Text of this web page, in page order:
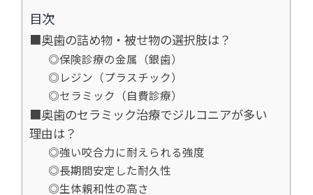
目次
■奥歯の詰め物・被せ物の選択肢は？
◎保険診療の金属（銀歯）
◎レジン（プラスチック）
◎セラミック（自費診療）
■奥歯のセラミック治療でジルコニアが多い
理由は？
◎強い咬合力に耐えられる強度
◎長期間安定した耐久性
◎生体親和性の高さ